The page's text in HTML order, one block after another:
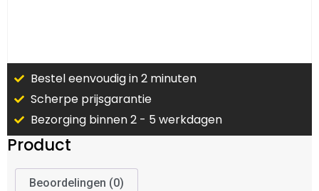
Bestel eenvoudig in 2 minuten
Scherpe prijsgarantie
Bezorging binnen 2 - 5 werkdagen
Product
Beoordelingen (0)